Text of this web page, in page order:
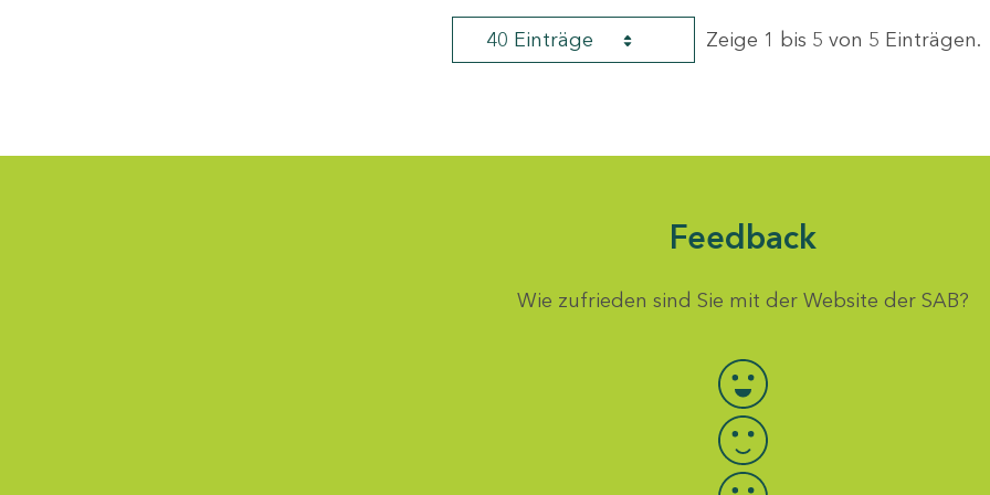
40 Einträge Zeige 1 bis 5 von 5 Einträgen.
Feedback
Wie zufrieden sind Sie mit der Website der SAB?
Bewertung auswählen